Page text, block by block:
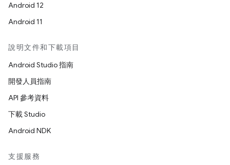
Android 12
Android 11
說明文件和下載項目
Android Studio 指南
開發人員指南
API 參考資料
下載 Studio
Android NDK
支援服務